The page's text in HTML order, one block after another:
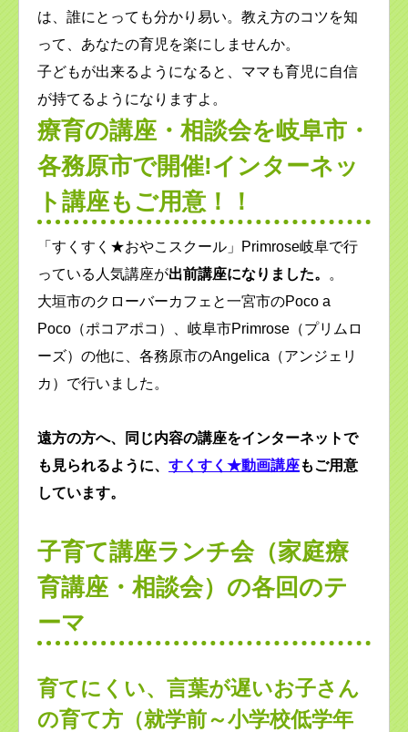
は、誰にとっても分かり易い。教え方のコツを知
って、あなたの育児を楽にしませんか。
子どもが出来るようになると、ママも育児に自信
が持てるようになりますよ。
療育の講座・相談会を岐阜市・
各務原市で開催!インターネッ
ト講座もご用意！！
「すくすく★おやこスクール」Primrose岐阜で行
っている人気講座が出前講座になりました。
。
大垣市のクローバーカフェと一宮市のPoco a
Poco（ポコアポコ）、岐阜市Primrose（プリムロ
ーズ）の他に、各務原市のAngelica（アンジェリ
カ）で行いました。
遠方の方へ、同じ内容の講座をインターネットで
も見られるように、 すくすく★動画講座もご用意
しています。
子育て講座ランチ会（家庭療
育講座・相談会）の各回のテ
ーマ
育てにくい、言葉が遅いお子さん
の育て方（就学前～小学校低学年